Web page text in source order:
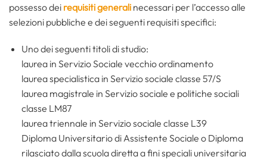
possesso dei requisiti generali necessari per l’accesso alle
selezioni pubbliche e dei seguenti requisiti specifici:
Uno dei seguenti titoli di studio:
laurea in Servizio Sociale vecchio ordinamento
laurea specialistica in Servizio sociale classe 57/S
laurea magistrale in Servizio sociale e politiche sociali
classe LM87
laurea triennale in Servizio sociale classe L39
Diploma Universitario di Assistente Sociale o Diploma
rilasciato dalla scuola diretta a fini speciali universitaria